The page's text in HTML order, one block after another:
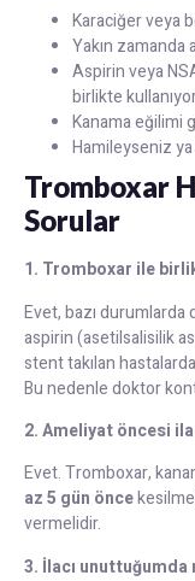
Karaciğer veya
Yakın
Aspirin veya
birlikte
Kanama eğilimi
Hamileyseniz
Tromboxar
Sorular
1. Tromboxar ile
Evet, bazı
aspirin (asetilsalisilik
stent takılan
Bu nedenle doktor
2. Ameliyat öncesi
Evet. Tromboxar,
az 5 gün önce
vermelidir.
3. İlacı unuttuğumda